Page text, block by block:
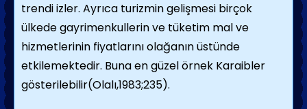
trendi izler. Ayrıca turizmin gelişmesi birçok
ülkede gayrimenkullerin ve tüketim mal ve
hizmetlerinin fiyatlarını olağanın üstünde
etkilemektedir. Buna en güzel örnek Karaibler
gösterilebilir(Olalı,1983;235).